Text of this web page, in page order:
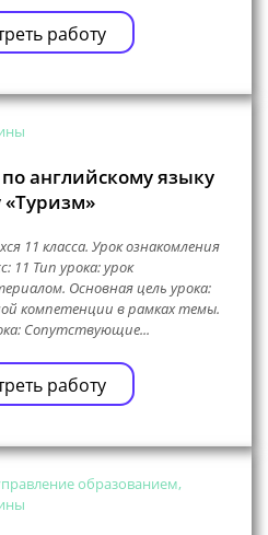
работу
английскому языку
«Туризм»
11 класса. Урок ознакомления
11 Тип урока: урок
Основная цель урока:
компетенции в рамках темы.
Сопутствующие...
работу
образованием,